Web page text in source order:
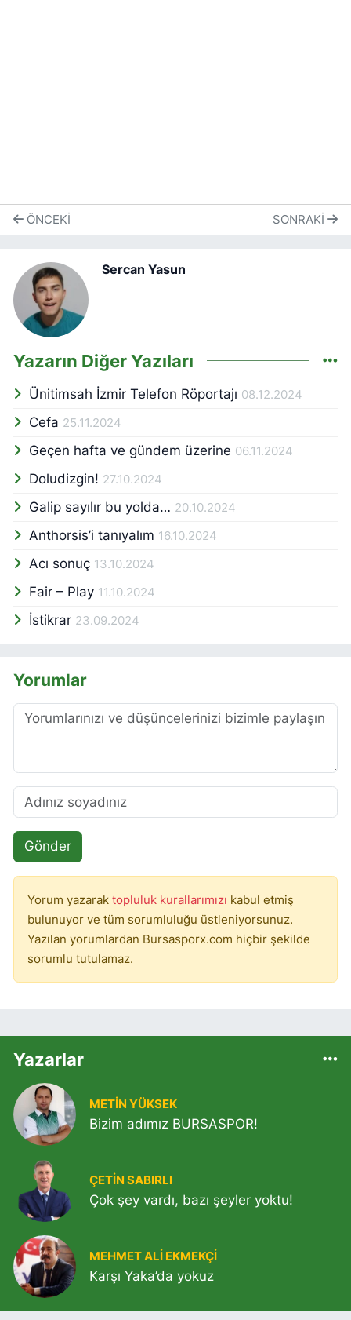
ÖNCEKI SONRAKI
Sercan Yasun
Yazarın Diğer Yazıları
Ünitimsah İzmir Telefon Röportajı 08.12.2024
Cefa 25.11.2024
Geçen hafta ve gündem üzerine 06.11.2024
Doludizgin! 27.10.2024
Galip sayılır bu yolda… 20.10.2024
Anthorsis’i tanıyalım 16.10.2024
Acı sonuç 13.10.2024
Fair – Play 11.10.2024
İstikrar 23.09.2024
Yorumlar
Gönder
Yorum yazarak topluluk kurallarımızı kabul etmiş
bulunuyor ve tüm sorumluluğu üstleniyorsunuz.
Yazılan yorumlardan Bursasporx.com hiçbir şekilde
sorumlu tutulamaz.
Yazarlar
METIN YÜKSEK
Bizim adımız BURSASPOR!
ÇETIN SABIRLI
Çok şey vardı, bazı şeyler yoktu!
MEHMET ALI EKMEKÇI
Karşı Yaka’da yokuz